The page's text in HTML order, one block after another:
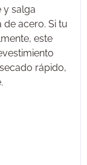
y salga
acero. Si tu
este
rápido,